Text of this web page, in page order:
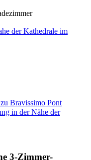
der Kathedrale im
Bravissimo Pont
in der Nähe der
3-Zimmer-